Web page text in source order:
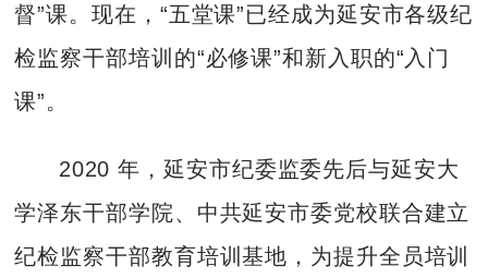
督”课。现在，“五堂课”已经成为延安市各级纪
检监察干部培训的“必修课”和新入职的“入门
课”。
2020 年，延安市纪委监委先后与延安大
学泽东干部学院、中共延安市委党校联合建立
纪检监察干部教育培训基地，为提升全员培训